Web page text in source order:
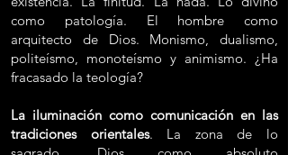
como patología. El hombre como
arquitecto de Dios. Monismo, dualismo,
politeísmo, monoteísmo y animismo. ¿Ha
fracasado la teología?
La iluminación como comunicación en las
tradiciones orientales. La zona de lo